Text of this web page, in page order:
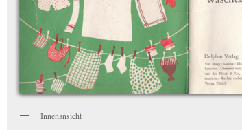
Innenansicht